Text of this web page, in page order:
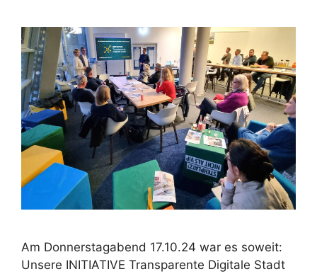
Am Donnerstagabend 17.10.24 war es soweit:
Unsere INITIATIVE Transparente Digitale Stadt